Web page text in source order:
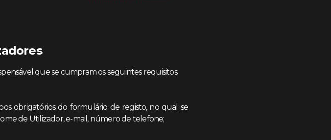
que se cumpram os seguintes requisitos:
obrigatórios do formulário de registo, no qual se
de Utilizador, e-mail, número de telefone;